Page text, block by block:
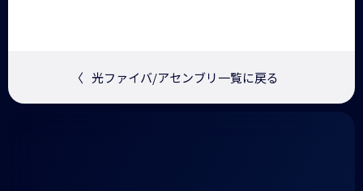
〈 光ファイバ/アセンブリ一覧に戻る